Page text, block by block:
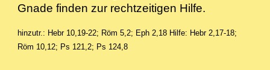
Gnade finden zur rechtzeitigen Hilfe.
hinzutr.: Hebr 10,19-22; Röm 5,2; Eph 2,18 Hilfe: Hebr 2,17-18;
Röm 10,12; Ps 121,2; Ps 124,8